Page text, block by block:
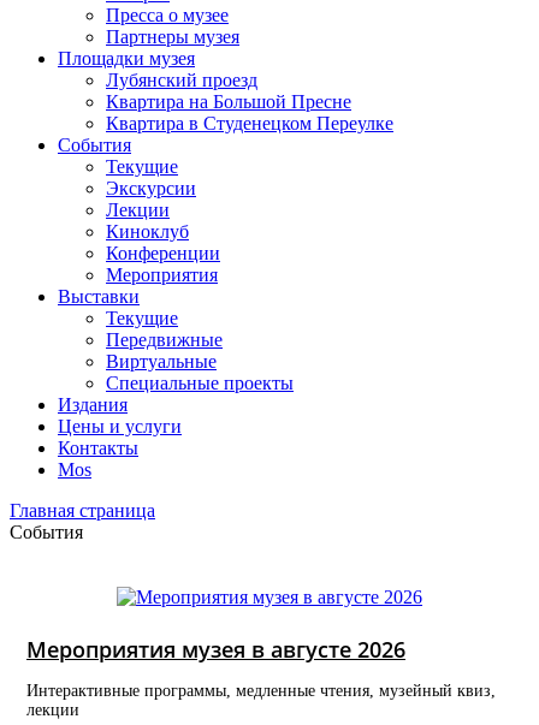
Пресса о музее
Партнеры музея
Площадки музея
Лубянский проезд
Квартира на Большой Пресне
Квартира в Студенецком Переулке
События
Текущие
Экскурсии
Лекции
Киноклуб
Конференции
Мероприятия
Выставки
Текущие
Передвижные
Виртуальные
Специальные проекты
Издания
Цены и услуги
Контакты
Mos
Главная страница
События
Мероприятия музея в августе 2026
Интерактивные программы, медленные чтения, музейный квиз,
лекции